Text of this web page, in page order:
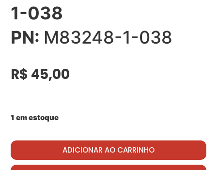
1-038
PN: M83248-1-038
R$ 45,00
1 em estoque
Packing PN: M83248-1-038 quantidade
ADICIONAR AO CARRINHO